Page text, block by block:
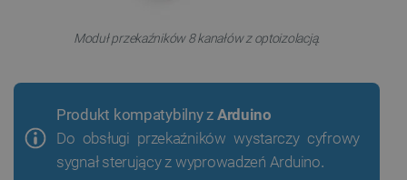
Moduł przekaźników 8 kanałów z optoizolacją.
Produkt kompatybilny z Arduino
Do obsługi przekaźników wystarczy cyfrowy
sygnał sterujący z wyprowadzeń Arduino.